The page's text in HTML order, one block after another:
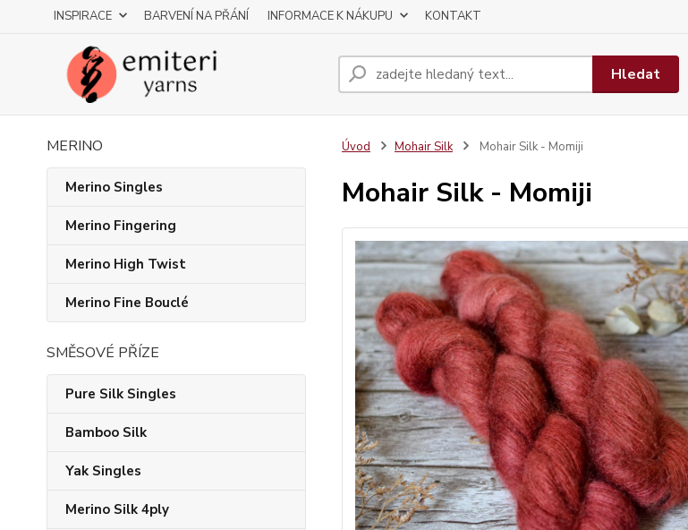
INSPIRACE BARVENÍ NA PŘÁNÍ INFORMACE K NÁKUPU KONTAKT
Hledat
MERINO
Merino Singles
Merino Fingering
Merino High Twist
Merino Fine Bouclé
SMĚSOVÉ PŘÍZE
Pure Silk Singles
Bamboo Silk
Yak Singles
Merino Silk 4ply
Úvod Mohair Silk Mohair Silk - Momiji
Mohair Silk - Momiji